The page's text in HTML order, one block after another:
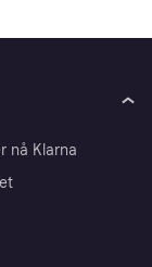
nå Klarna